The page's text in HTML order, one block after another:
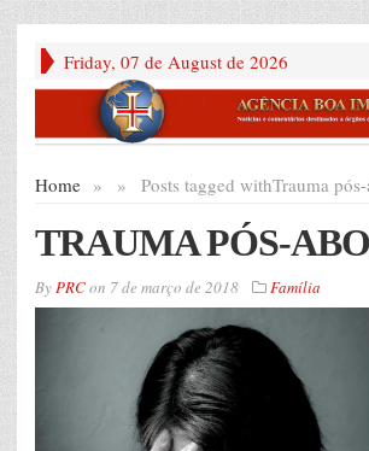
Friday, 07 de August de 2026
Home » Posts tagged with
» Trauma
TRAUMA PÓS-
ByPRCon 7 de março de 2018 Família